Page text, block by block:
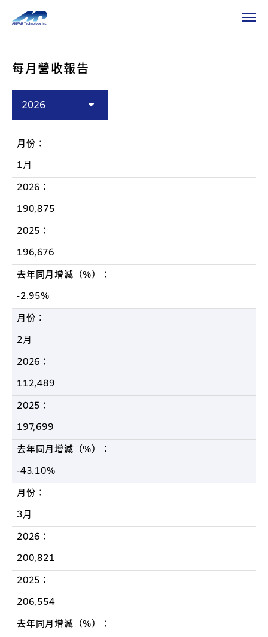
HOME
每月營收報告
2026
2026
2025
2023
2022
2021
2020
2019
月份：
1月
2026：
190,875
2025：
196,676
去年同月增減（%）：
-2.95%
月份：
2月
2026：
112,489
2025：
197,699
去年同月增減（%）：
-43.10%
月份：
3月
2026：
200,821
2025：
206,554
去年同月增減（%）：